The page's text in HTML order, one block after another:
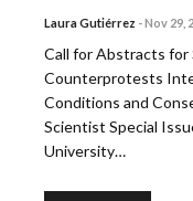
Laura Gutiérrez -Nov 29,
Call for Abstracts for
Counterprotests
Conditions and
Scientist Special
University…